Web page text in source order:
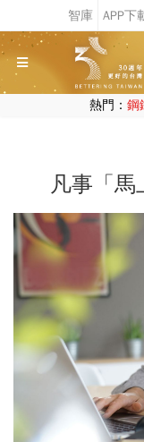
熱門： 鋼
凡事「馬